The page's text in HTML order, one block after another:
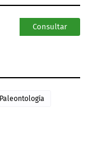
Consultar
Paleontología